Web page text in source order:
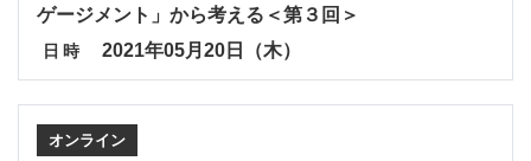
ゲージメント」から考える＜第３回＞
日時 2021年05月20日（木）
オンライン